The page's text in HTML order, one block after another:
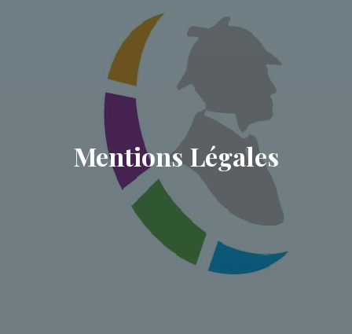
Mentions Légales